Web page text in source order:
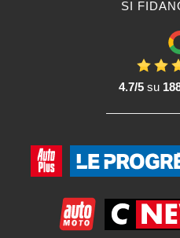
SI
4.7/5su